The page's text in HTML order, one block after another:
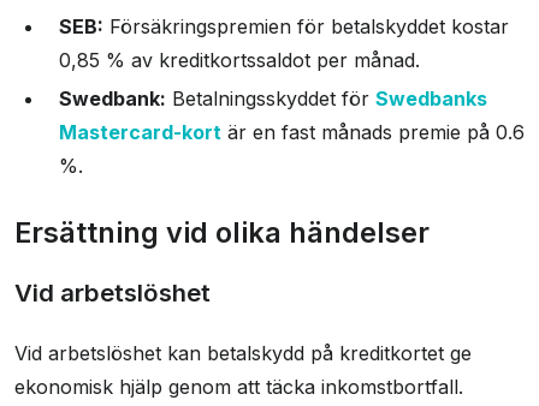
SEB: Försäkringspremien för betalskyddet kostar
0,85 % av kreditkortssaldot per månad.
Swedbank: Betalningsskyddet för Swedbanks
Mastercard-kort är en fast månads premie på 0.6
%.
Ersättning vid olika händelser
Vid arbetslöshet
Vid arbetslöshet kan betalskydd på kreditkortet ge
ekonomisk hjälp genom att täcka inkomstbortfall.